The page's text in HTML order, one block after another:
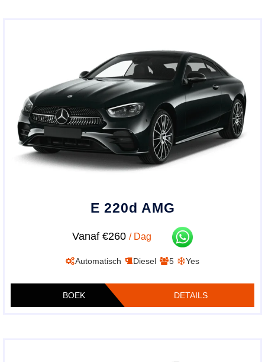
E 220d AMG
Vanaf €260 / Dag
Automatisch Diesel 5 Yes
BOEK DETAILS